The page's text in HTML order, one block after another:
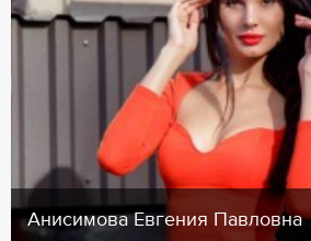
Анисимова Евгения Павловна